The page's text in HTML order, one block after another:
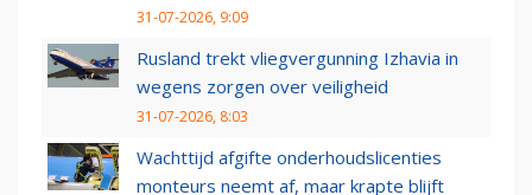
31-07-2026, 9:09
Rusland trekt vliegvergunning Izhavia in
wegens zorgen over veiligheid
31-07-2026, 8:03
Wachttijd afgifte onderhoudslicenties
monteurs neemt af, maar krapte blijft